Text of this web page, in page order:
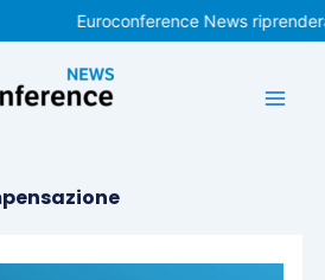
Euroconference News riprenderà